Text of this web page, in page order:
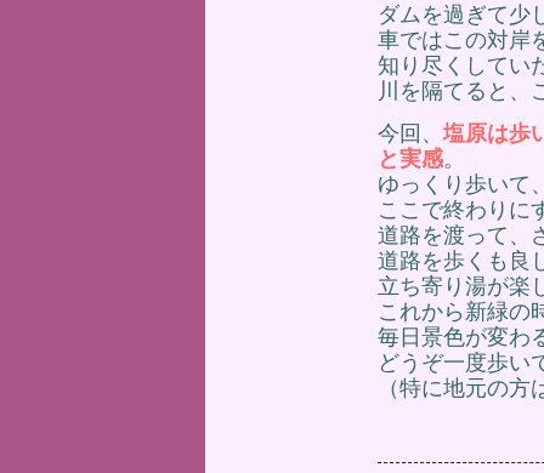
ダムを過ぎて少
車ではこの対岸
知り尽くしてい
川を隔てると、
今回、 塩原は歩
と実感。
ゆっくり歩いて
ここで終わりに
道路を渡って、
道路を歩くも良
立ち寄り湯が楽
これから新緑の
毎日景色が変わ
どうぞ一度歩い
（特に地元の方